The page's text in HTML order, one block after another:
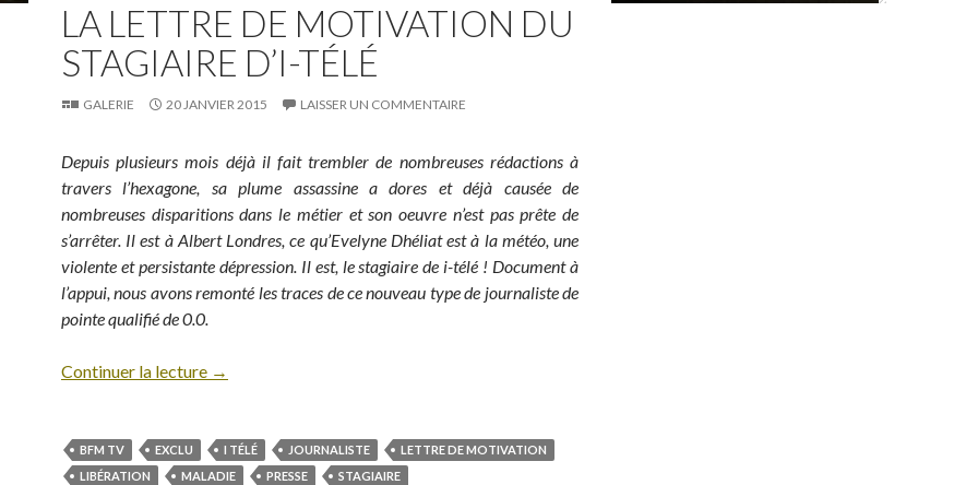
LA LETTRE DE MOTIVATION DU
STAGIAIRE D’I-TÉLÉ
GALERIE 20 JANVIER 2015 LAISSER UN COMMENTAIRE
Depuis plusieurs mois déjà il fait trembler de nombreuses rédactions à
travers l’hexagone, sa plume assassine a dores et déjà causée de
nombreuses disparitions dans le métier et son oeuvre n’est pas prête de
s’arrêter. Il est à Albert Londres, ce qu’Evelyne Dhéliat est à la météo, une
violente et persistante dépression. Il est, le stagiaire de i-télé ! Document à
l’appui, nous avons remonté les traces de ce nouveau type de journaliste de
pointe qualifié de 0.0.
Continuer la lecture →
BFM TV EXCLU I TÉLÉ JOURNALISTE
LETTRE DE MOTIVATION
LIBÉRATION
MALADIE PRESSE STAGIAIRE